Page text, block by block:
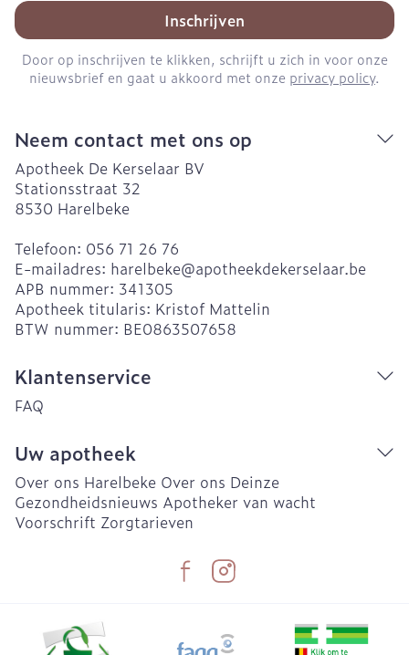
Inschrijven
Door op inschrijven te klikken, schrijft u zich in voor onze
nieuwsbrief en gaat u akkoord met onze privacy policy.
Neem contact met ons op
Apotheek De Kerselaar BV
Stationsstraat 32
8530 Harelbeke
Telefoon: 056 71 26 76
E-mailadres: harelbeke@apotheekdekerselaar.be
APB nummer: 341305
Apotheek titularis: Kristof Mattelin
BTW nummer: BE0863507658
Klantenservice
FAQ
Uw apotheek
Over ons Harelbeke Over ons Deinze
Gezondheidsnieuws Apotheker van wacht
Voorschrift Zorgtarieven